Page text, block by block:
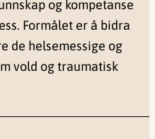
og kompetanse
Formålet er å bidra
de helsemessige og
vold og traumatisk